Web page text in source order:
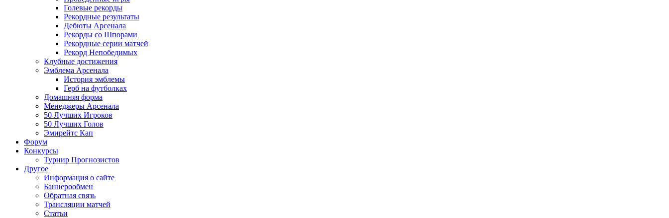
Голевые рекорды
Рекордные результаты
Дебюты Арсенала
Рекорды со Шпорами
Рекордные серии матчей
Рекорд Непобедимых
Клубные достижения
Эмблема Арсенала
История эмблемы
Герб на футболках
Домашняя форма
Менеджеры Арсенала
50 Лучших Игроков
50 Лучших Голов
Эмирейтс Кап
Форум
Конкурсы
Турнир Прогнозистов
Другое
Информация о сайте
Баннерообмен
Обратная связь
Трансляции матчей
Статьи